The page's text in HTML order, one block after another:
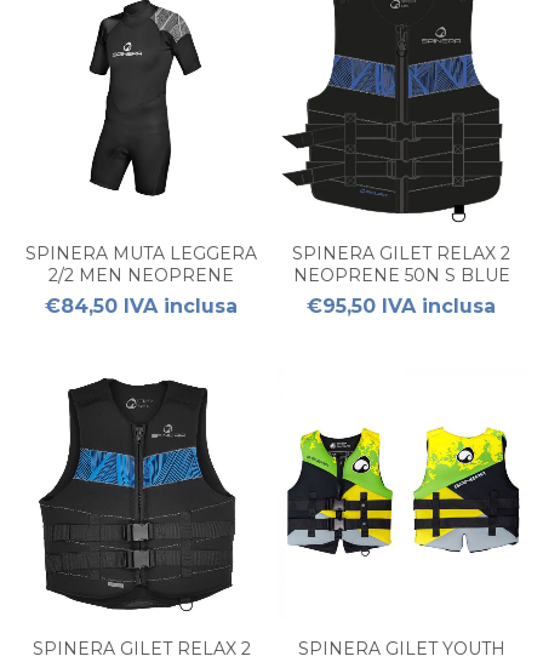
SPINERA MUTA LEGGERA
2/2 MEN NEOPRENE
SHORTY L
€84,50 IVA inclusa
SPINERA GILET RELAX 2
NEOPRENE 50N S BLUE
€95,50 IVA inclusa
SPINERA GILET RELAX 2
SPINERA GILET YOUTH